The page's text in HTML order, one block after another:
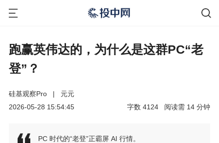
跑赢英伟达的，为什么是这群PC“老
登”？
硅基观察Pro |
元元
2026-05-28 15:54:45
分钟
14
阅读需
4124
字数
PC 时代的“老登”正霸屏 AI 行情。